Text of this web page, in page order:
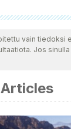
tarkistettiin
niiden
J.,
E. (2003).
Health Care.
vain tiedoksi
Jos